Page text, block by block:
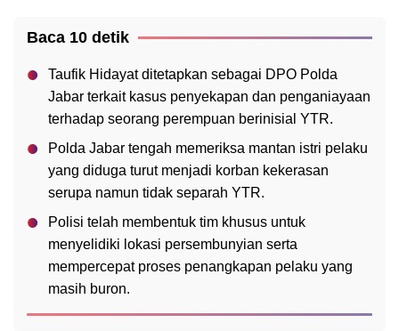
Baca 10 detik
Taufik Hidayat ditetapkan sebagai DPO Polda
Jabar terkait kasus penyekapan dan penganiayaan
terhadap seorang perempuan berinisial YTR.
Polda Jabar tengah memeriksa mantan istri pelaku
yang diduga turut menjadi korban kekerasan
serupa namun tidak separah YTR.
Polisi telah membentuk tim khusus untuk
menyelidiki lokasi persembunyian serta
mempercepat proses penangkapan pelaku yang
masih buron.